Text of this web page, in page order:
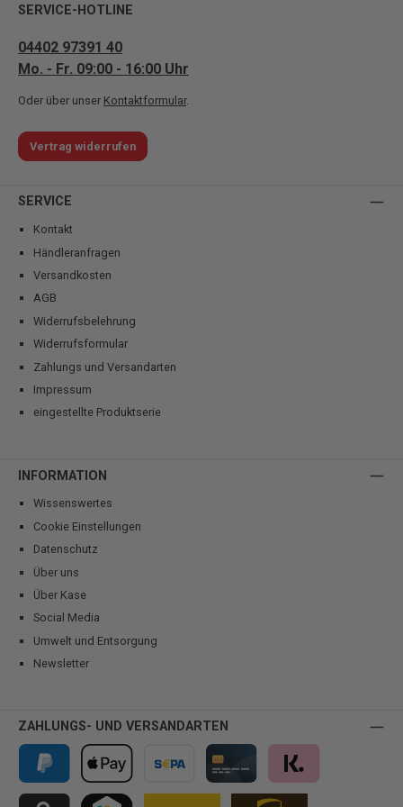
SERVICE-HOTLINE
04402 97391 40
Mo. - Fr. 09:00 - 16:00 Uhr
Oder über unser Kontaktformular.
Vertrag widerrufen
SERVICE
Kontakt
Händleranfragen
Versandkosten
AGB
Widerrufsbelehrung
Widerrufsformular
Zahlungs und Versandarten
Impressum
eingestellte Produktserie
INFORMATION
Wissenswertes
Cookie Einstellungen
Datenschutz
Über uns
Über Kase
Social Media
Umwelt und Entsorgung
Newsletter
ZAHLUNGS- UND VERSANDARTEN
PayPal Apple Pay Vorkasse Kreditkarte Klarna